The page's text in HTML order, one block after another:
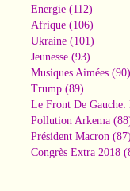
Energie (112)
Afrique (106)
Ukraine (101)
Jeunesse (93)
Musiques Aimées (90)
Trump (89)
Le Front De
Pollution Arkema
Président Macron (87)
Congrès Extra 2018